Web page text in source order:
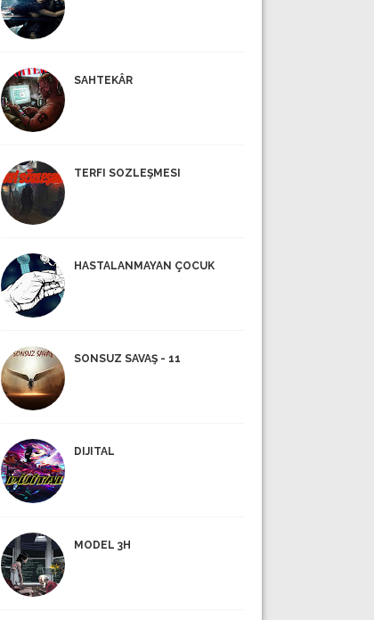
SAHTEKÂR
TERFI SOZLEŞMESI
HASTALANMAYAN ÇOCUK
SONSUZ SAVAŞ - 11
DIJITAL
MODEL 3H